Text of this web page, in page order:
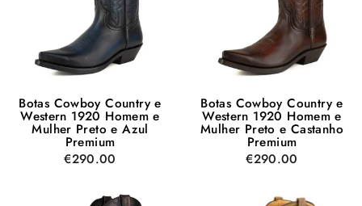
Botas Cowboy Country e
Western 1920 Homem e
Mulher Preto e Azul
Premium
€290.00
Botas Cowboy Country e
Western 1920 Homem e
Mulher Preto e Castanho
Premium
€290.00